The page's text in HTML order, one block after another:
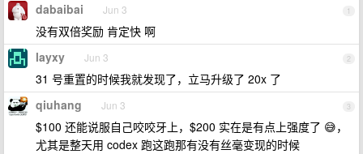
1
dabaibai Jun 3
没有双倍奖励 肯定快 啊
2
layxy Jun 3
31 号重置的时候我就发现了，立马升级了 20x 了
3
qiuhang Jun 3
$100 还能说服自己咬咬牙上，$200 实在是有点上强度了 😅，
尤其是整天用 codex 跑这跑那有没有丝毫变现的时候